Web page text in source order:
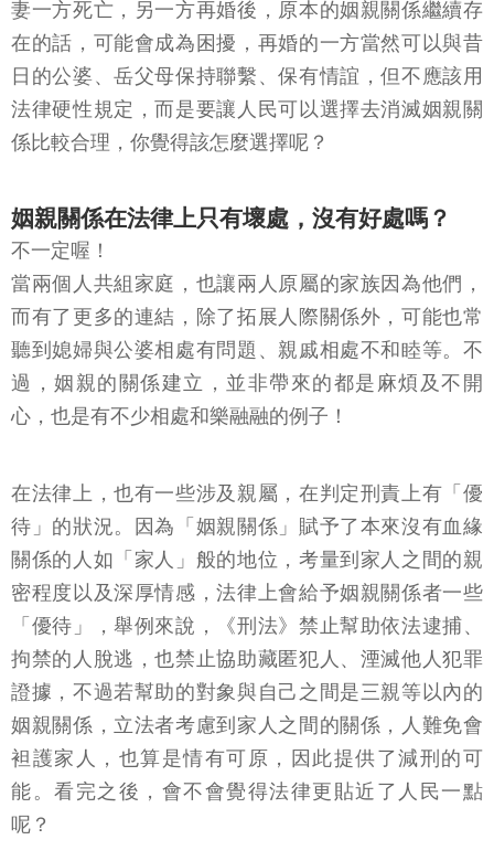
不過也有學者批評這種制度從一開始就錯了，假如夫
妻一方死亡，另一方再婚後，原本的姻親關係繼續存
在的話，可能會成為困擾，再婚的一方當然可以與昔
日的公婆、岳父母保持聯繫、保有情誼，但不應該用
姻親關係在法律上只有壞處，沒有好處嗎？
不一定喔！
當兩個人共組家庭，也讓兩人原屬的家族因為他們，
而有了更多的連結，除了拓展人際關係外，可能也常
聽到媳婦與公婆相處有問題、親戚相處不和睦等。不
在法律上，也有一些涉及親屬，在判定刑責上有「優
待」的狀況。因為「姻親關係」賦予了本來沒有血緣
關係的人如「家人」般的地位，考量到家人之間的親
密程度以及深厚情感，法律上會給予姻親關係者一些
「優待」，舉例來說，《刑法》禁止幫助依法逮捕、
拘禁的人脫逃，也禁止協助藏匿犯人、湮滅他人犯罪
證據，不過若幫助的對象與自己之間是三親等以內的
姻親關係，立法者考慮到家人之間的關係，人難免會
袒護家人，也算是情有可原，因此提供了減刑的可